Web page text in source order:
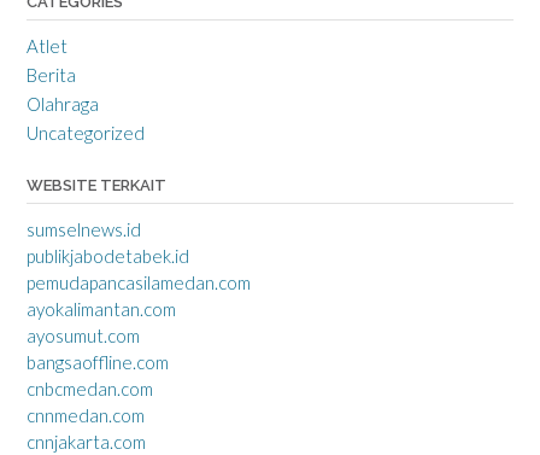
Atlet
Berita
Olahraga
Uncategorized
WEBSITE TERKAIT
sumselnews.id
publikjabodetabek.id
pemudapancasilamedan.com
ayokalimantan.com
ayosumut.com
bangsaoffline.com
cnbcmedan.com
cnnmedan.com
cnnjakarta.com